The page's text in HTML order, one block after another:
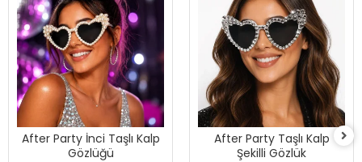
After Party İnci Taşlı Kalp
Gözlüğü
After Party Taşlı Kalp
Şekilli Gözlük